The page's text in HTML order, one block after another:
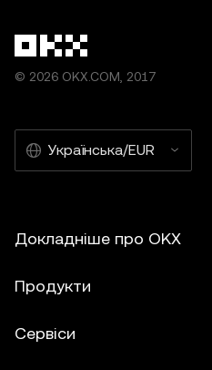
© 2026 OKX.COM, 2017
Українська/EUR
Докладніше про OKX
Продукти
Сервіси